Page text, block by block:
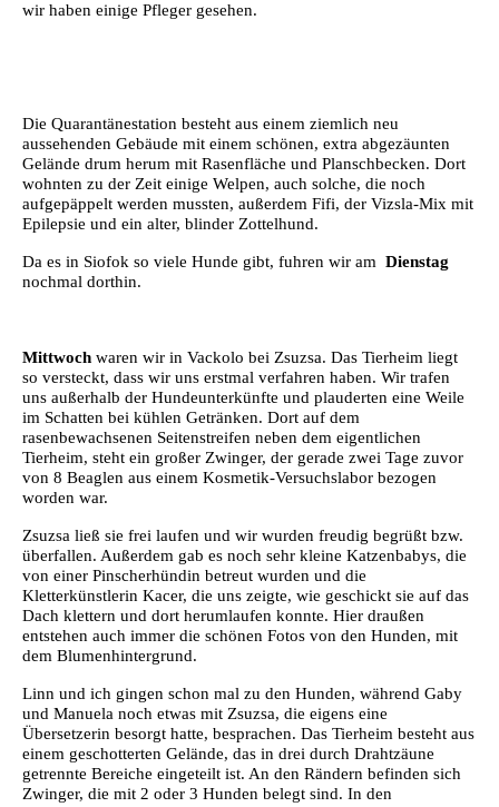
wir haben einige Pfleger gesehen.
Die Quarantänestation besteht aus einem ziemlich neu
aussehenden Gebäude mit einem schönen, extra abgezäunten
Gelände drum herum mit Rasenfläche und Planschbecken. Dort
wohnten zu der Zeit einige Welpen, auch solche, die noch
aufgepäppelt werden mussten, außerdem Fifi, der Vizsla-Mix mit
Epilepsie und ein alter, blinder Zottelhund.
Da es in Siofok so viele Hunde gibt, fuhren wir am Dienstag
nochmal dorthin.
Mittwoch waren wir in Vackolo bei Zsuzsa. Das Tierheim liegt
so versteckt, dass wir uns erstmal verfahren haben. Wir trafen
uns außerhalb der Hundeunterkünfte und plauderten eine Weile
im Schatten bei kühlen Getränken. Dort auf dem
rasenbewachsenen Seitenstreifen neben dem eigentlichen
Tierheim, steht ein großer Zwinger, der gerade zwei Tage zuvor
von 8 Beaglen aus einem Kosmetik-Versuchslabor bezogen
worden war.
Zsuzsa ließ sie frei laufen und wir wurden freudig begrüßt bzw.
überfallen. Außerdem gab es noch sehr kleine Katzenbabys, die
von einer Pinscherhündin betreut wurden und die
Kletterkünstlerin Kacer, die uns zeigte, wie geschickt sie auf das
Dach klettern und dort herumlaufen konnte. Hier draußen
entstehen auch immer die schönen Fotos von den Hunden, mit
dem Blumenhintergrund.
Linn und ich gingen schon mal zu den Hunden, während Gaby
und Manuela noch etwas mit Zsuzsa, die eigens eine
Übersetzerin besorgt hatte, besprachen. Das Tierheim besteht aus
einem geschotterten Gelände, das in drei durch Drahtzäune
getrennte Bereiche eingeteilt ist. An den Rändern befinden sich
Zwinger, die mit 2 oder 3 Hunden belegt sind. In den